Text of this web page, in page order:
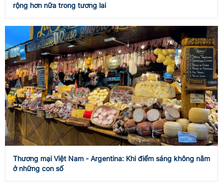
rộng hơn nữa trong tương lai
Thương mại Việt Nam - Argentina: Khi điểm sáng không nằm
ở những con số